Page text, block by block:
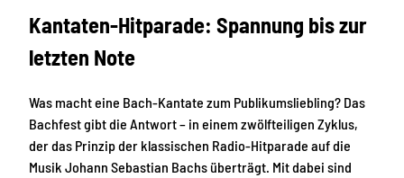
Kantaten-Hitparade: Spannung bis zur
letzten Note
Was macht eine Bach-Kantate zum Publikumsliebling? Das
Bachfest gibt die Antwort – in einem zwölfteiligen Zyklus,
der das Prinzip der klassischen Radio-Hitparade auf die
Musik Johann Sebastian Bachs überträgt. Mit dabei sind